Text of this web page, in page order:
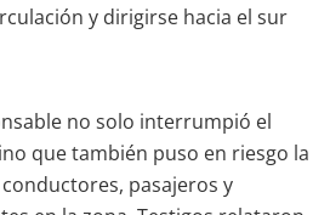
y dirigirse hacia el sur
no solo interrumpió el
que también puso en riesgo la
pasajeros y